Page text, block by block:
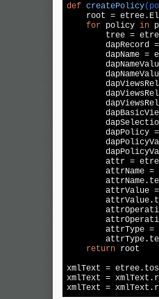
def createPolicy
root =
for policy in
tree =
dapRecord =
dapName =
dapNameValue
dapBasicView =
dapSelection =
dapPolicy =
dapPolicyValue
attr =
attrName =
attrValue =
attrOperation
attrType =
return root
xmlText =
xmlText =
xmlText =